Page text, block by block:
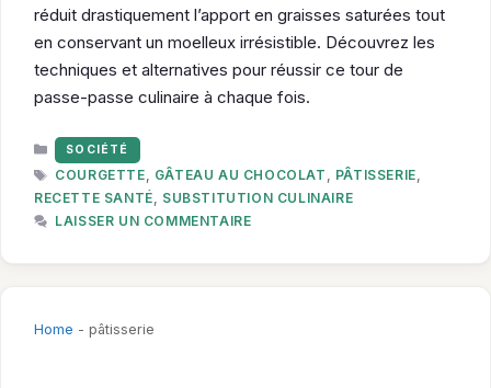
réduit drastiquement l’apport en graisses saturées tout
en conservant un moelleux irrésistible. Découvrez les
techniques et alternatives pour réussir ce tour de
passe-passe culinaire à chaque fois.
CATÉGORIES
SOCIÉTÉ
ÉTIQUETTES
COURGETTE, GÂTEAU AU CHOCOLAT , PÂTISSERIE,
RECETTE SANTÉ, SUBSTITUTION CULINAIRE
LAISSER UN COMMENTAIRE
Home - pâtisserie